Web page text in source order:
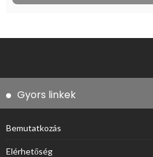
Gyors linkek
Bemutatkozás
Elérhetőség